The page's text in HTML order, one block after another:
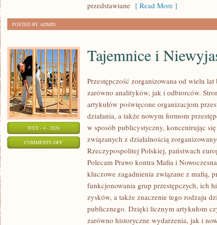
przedstawiane [ Read More ]
POSTED BY ADMIN
JULY - 4 - 2026
COMMENTS OFFON
TAJEMNICE
NIEWYJAŚNIONE
Tajemnice i
Przestępczość zorganizowana od wielu
zarówno analityków, jak i odbiorców.
artykułów poświęcone organizacjom
działania, a także nowym formom
w sposób publicystyczny, koncentrując
związanych z działalnością
Rzeczypospolitej Polskiej, państwach
Polecam Prawo kontra Mafia i
kluczowe zagadnienia związane z mafią,
funkcjonowania grup przestępczych, ich
zysków, a także znaczenie tego rodzaju
publicznego. Dzięki licznym artykułom
zarówno historyczne wydarzenia, jak i